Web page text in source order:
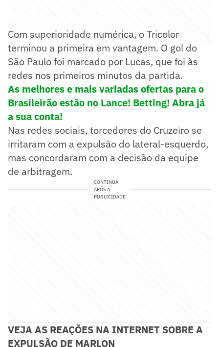
Com superioridade numérica, o Tricolor
terminou a primeira em vantagem. O gol do
São Paulo foi marcado por Lucas, que foi às
redes nos primeiros minutos da partida.
As melhores e mais variadas ofertas para o
Brasileirão estão no Lance! Betting! Abra já
a sua conta!
Nas redes sociais, torcedores do Cruzeiro se
irritaram com a expulsão do lateral-esquerdo,
mas concordaram com a decisão da equipe
de arbitragem.
CONTINUA
APÓS A
PUBLICIDADE
VEJA AS REAÇÕES NA INTERNET SOBRE A
EXPULSÃO DE MARLON